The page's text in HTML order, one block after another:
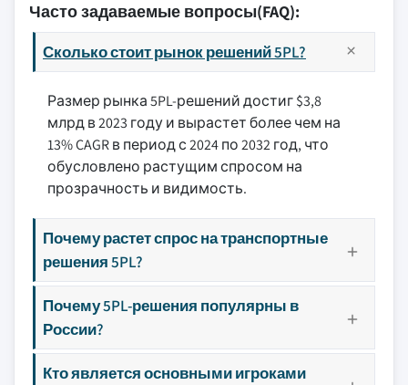
Часто задаваемые вопросы(FAQ):
Сколько стоит рынок решений 5PL?
Размер рынка 5PL-решений достиг $3,8
млрд в 2023 году и вырастет более чем на
13% CAGR в период с 2024 по 2032 год, что
обусловлено растущим спросом на
прозрачность и видимость.
Почему растет спрос на транспортные
решения 5PL?
Почему 5PL-решения популярны в
России?
Кто является основными игроками